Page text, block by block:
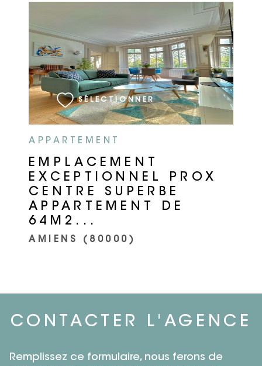
APPARTEMENT
EMPLACEMENT
EXCEPTIONNEL PROX
CENTRE SUPERBE
APPARTEMENT DE
64M2...
AMIENS (80000)
SÉLECTIONNER
VOIR LE BIEN
CONTACTER L'AGENCE
Remplissez ce formulaire, nous ferons de